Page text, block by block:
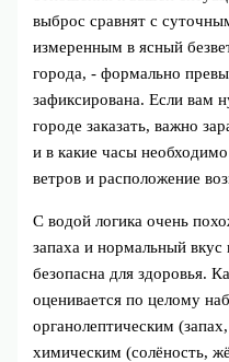
выброс сравнят с
измеренным в ясный
города, - формально
зафиксирована. Если вам
городе заказать, важно
и в какие часы
ветров и расположение
С водой логика очень
запаха и нормальный
безопасна для здоровья.
оценивается по целому
органолептическим
химическим (солёность,